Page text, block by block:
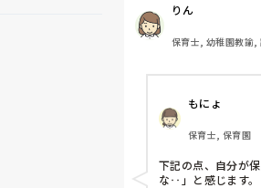
先生いらっしゃいま
細かいと言われる性
ます。
りん
保育士, 幼稚園教諭,
もにょ
保育士, 保育園
下記の点、自分が
な‥」と感じます。